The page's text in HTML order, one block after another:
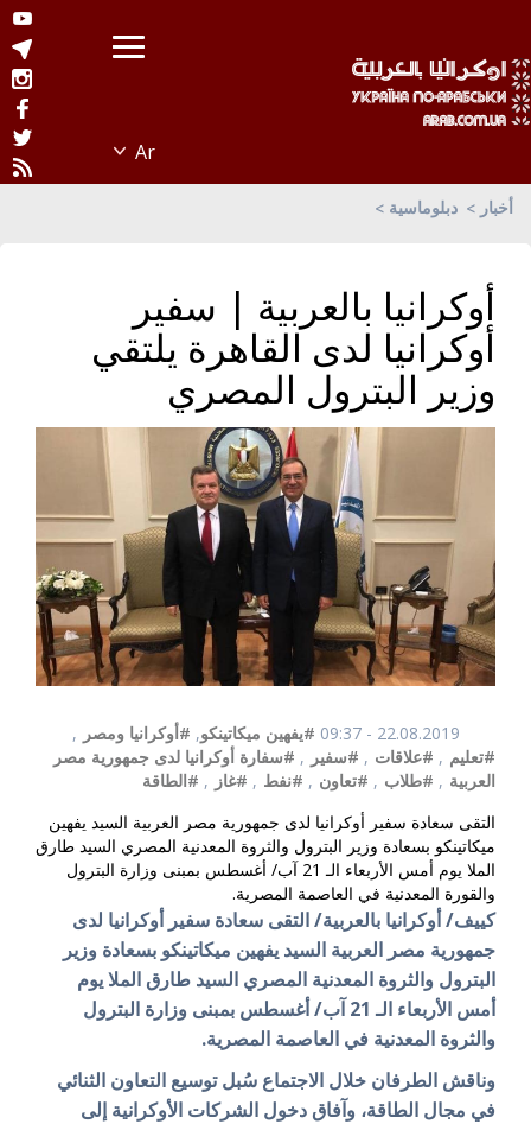
أخبار دبلوماسية
أوكرانيا بالعربية | سفير
أوكرانيا لدى القاهرة يلتقي
وزير البترول المصري
22.08.2019 - 09:37 #يفهين ميكاتينكو, #أوكرانيا ومصر ,
#تعليم , #علاقات , #سفير , #سفارة أوكرانيا لدى جمهورية مصر
العربية , #طلاب , #تعاون , #نفط , #غاز , #الطاقة
التقى سعادة سفير أوكرانيا لدى جمهورية مصر العربية السيد يفهين
ميكاتينكو بسعادة وزير البترول والثروة المعدنية المصري السيد طارق
الملا يوم أمس الأربعاء الـ 21 آب/ أغسطس بمبنى وزارة البترول
والقورة المعدنية في العاصمة المصرية.
كييف/ أوكرانيا بالعربية/ التقى سعادة سفير أوكرانيا لدى
جمهورية مصر العربية السيد يفهين ميكاتينكو بسعادة وزير
البترول والثروة المعدنية المصري السيد طارق الملا يوم
أمس الأربعاء الـ 21 آب/ أغسطس بمبنى وزارة البترول
والثروة المعدنية في العاصمة المصرية.
وناقش الطرفان خلال الاجتماع سُبل توسيع التعاون الثنائي
في مجال الطاقة، وآفاق دخول الشركات الأوكرانية إلى